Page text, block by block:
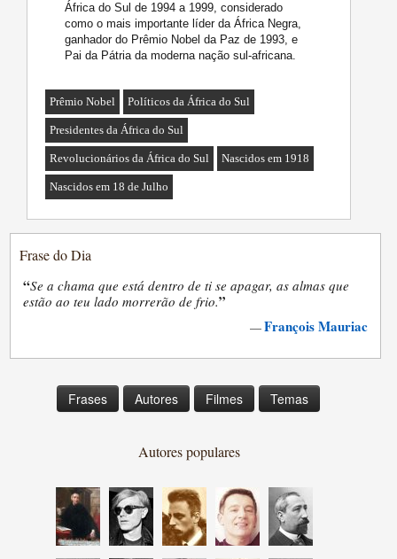
África do Sul de 1994 a 1999, considerado
como o mais importante líder da África Negra,
ganhador do Prêmio Nobel da Paz de 1993, e
Pai da Pátria da moderna nação sul-africana.
Prêmio Nobel Políticos da África do Sul
Presidentes da África do Sul
Revolucionários da África do Sul Nascidos em 1918
Nascidos em 18 de Julho
Frase do Dia
“Se a chama que está dentro de ti se apagar, as almas que
estão ao teu lado morrerão de frio.”
—François Mauriac
Frases Autores Filmes Temas
Autores populares